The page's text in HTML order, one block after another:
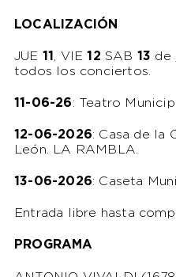
LOCALIZACIÓN
JUE 11 , VIE12 SAB 13 de
todos los conciertos.
11-06-26 : Teatro
12-06-2026: Casa de la
León. LA RAMBLA.
13-06-2026: Caseta
Entrada libre hasta
PROGRAMA